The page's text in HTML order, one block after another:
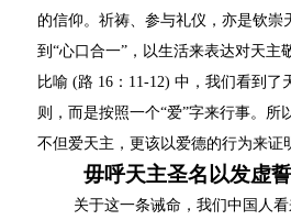
的信仰。祈祷、参与礼仪，亦是钦
到“心口合一”，以生活来表达对天
比喻 (路 16： 11-12) 中，我们看到了
则，而是按照一个“爱”字来行事。
不但爱天主，更该以爱德的行为来证
毋呼天主圣名以发虚誓
关于这一条诫命，我们中国人